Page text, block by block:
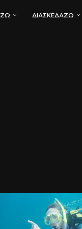
ΖΏ ΔΙΑΣΚΕΔΆΖΩ